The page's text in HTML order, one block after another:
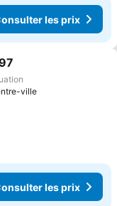
les prix
favoris
ville
les prix